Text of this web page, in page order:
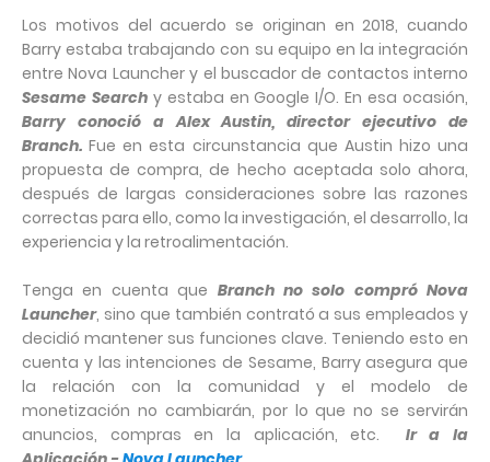
Los motivos del acuerdo se originan en 2018, cuando
Barry estaba trabajando con su equipo en la integración
entre Nova Launcher y el buscador de contactos interno
Sesame Searchy estaba en Google I/O. En esa ocasión,
Barry conoció a Alex Austin, director ejecutivo de
Branch. Fue en esta circunstancia que Austin hizo una
propuesta de compra, de hecho aceptada solo ahora,
después de largas consideraciones sobre las razones
correctas para ello, como la investigación, el desarrollo, la
experiencia y la retroalimentación.
Tenga en cuenta que Branch no solo compró Nova
Launcher, sino que también contrató a sus empleados y
decidió mantener sus funciones clave. Teniendo esto en
cuenta y las intenciones de Sesame, Barry asegura que
la relación con la comunidad y el modelo de
monetización no cambiarán, por lo que no se servirán
anuncios, compras en la aplicación, etc. Ir a la